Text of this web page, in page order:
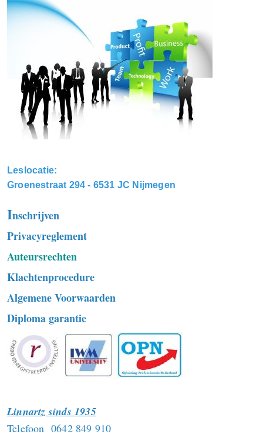
Leslocatie:
Groenestraat 294 - 6531 JC Nijmegen
Inschrijven
Privacyreglement
Auteursrechten
Klachtenprocedure
Algemene Voorwaarden
Diploma garantie
Linnartz sinds 1935
Telefoon 0642 849 910